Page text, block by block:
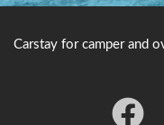
Carstay for camper and